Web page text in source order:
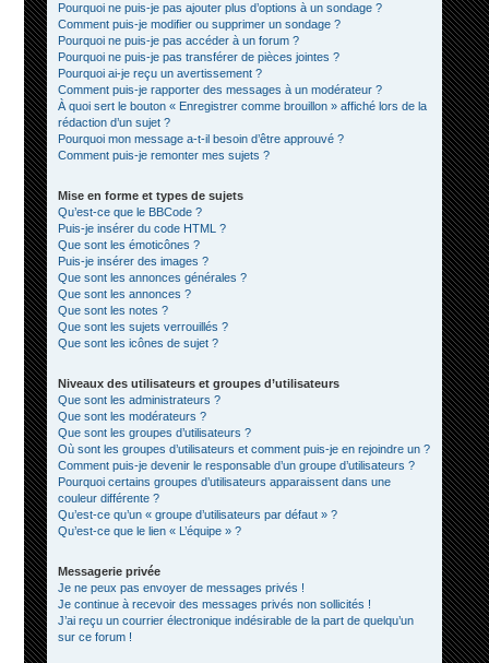
Pourquoi ne puis-je pas ajouter plus d’options à un sondage ?
Comment puis-je modifier ou supprimer un sondage ?
Pourquoi ne puis-je pas accéder à un forum ?
Pourquoi ne puis-je pas transférer de pièces jointes ?
Pourquoi ai-je reçu un avertissement ?
Comment puis-je rapporter des messages à un modérateur ?
À quoi sert le bouton « Enregistrer comme brouillon » affiché lors de la
rédaction d’un sujet ?
Pourquoi mon message a-t-il besoin d’être approuvé ?
Comment puis-je remonter mes sujets ?
Mise en forme et types de sujets
Qu’est-ce que le BBCode ?
Puis-je insérer du code HTML ?
Que sont les émoticônes ?
Puis-je insérer des images ?
Que sont les annonces générales ?
Que sont les annonces ?
Que sont les notes ?
Que sont les sujets verrouillés ?
Que sont les icônes de sujet ?
Niveaux des utilisateurs et groupes d’utilisateurs
Que sont les administrateurs ?
Que sont les modérateurs ?
Que sont les groupes d’utilisateurs ?
Où sont les groupes d’utilisateurs et comment puis-je en rejoindre un ?
Comment puis-je devenir le responsable d’un groupe d’utilisateurs ?
Pourquoi certains groupes d’utilisateurs apparaissent dans une
couleur différente ?
Qu’est-ce qu’un « groupe d’utilisateurs par défaut » ?
Qu’est-ce que le lien « L’équipe » ?
Messagerie privée
Je ne peux pas envoyer de messages privés !
Je continue à recevoir des messages privés non sollicités !
J’ai reçu un courrier électronique indésirable de la part de quelqu’un
sur ce forum !